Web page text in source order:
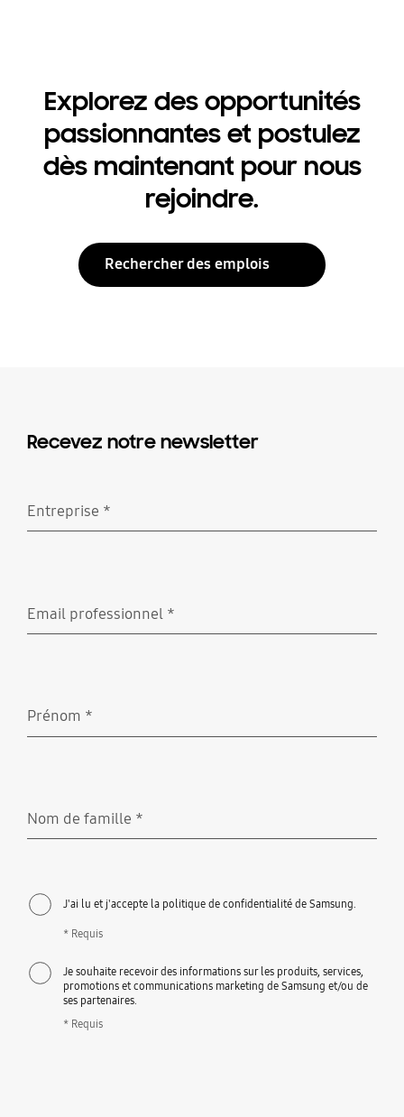
Explorez des opportunités
passionnantes et postulez
dès maintenant pour nous
rejoindre.
Rechercher des emplois
Recevez notre newsletter
Entreprise *
Email professionnel *
Prénom *
Nom de famille *
J'ai lu et j'accepte la politique de confidentialité de Samsung.
* Requis
Je souhaite recevoir des informations sur les produits, services,
promotions et communications marketing de Samsung et/ou de
ses partenaires.
* Requis